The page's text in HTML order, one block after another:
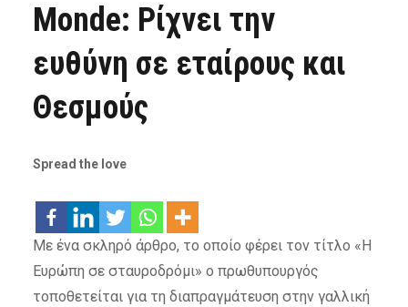
Monde: Ρίχνει την
ευθύνη σε εταίρους και
Θεσμούς
Spread the love
Με ένα σκληρό άρθρο, το οποίο φέρει τον τίτλο «Η
Ευρώπη σε σταυροδρόμι» ο πρωθυπουργός
τοποθετείται για τη διαπραγμάτευση στην γαλλική